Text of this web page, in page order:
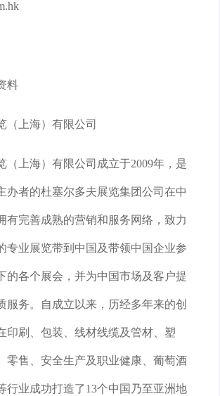
料
（上海）有限公司
（上海）有限公司成立于2009年，是
办者的杜塞尔多夫展览集团公司在中
有完善成熟的营销和服务网络，致力
专业展览带到中国及带领中国企业参
的各个展会，并为中国市场及客户提
服务。自成立以来，历经多年来的创
印刷、包装、线材线缆及管材、塑
零售、安全生产及职业健康、葡萄酒
行业成功打造了13个中国乃至亚洲地